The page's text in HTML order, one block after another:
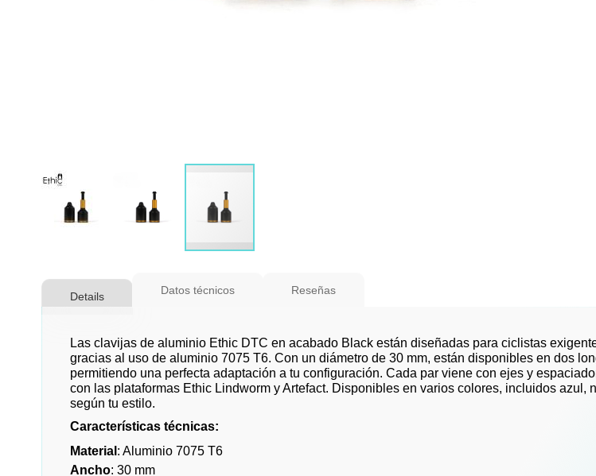
al
comienzo
galería
imágenes
Details
Las clavijas de aluminio Ethic DTC en acabado Black están diseñadas para ciclistas
gracias al uso de aluminio 7075 T6. Con un diámetro de 30 mm, están disponibles en dos
permitiendo una perfecta adaptación a tu configuración. Cada par viene con ejes y
con las plataformas Ethic Lindworm y Artefact. Disponibles en varios colores, incluidos
según tu estilo.
Características técnicas:
Material : Aluminio 7075 T6
Ancho: 30 mm
Datos técnicos Reseñas